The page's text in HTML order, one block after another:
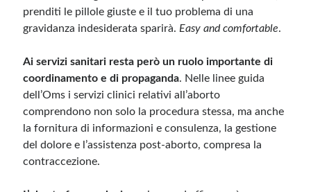
prenditi le pillole giuste e il tuo problema di una
gravidanza indesiderata sparirà. Easy and comfortable.
Ai servizi sanitari resta però un ruolo importante di
coordinamento e di propaganda. Nelle linee guida
dell’Oms i servizi clinici relativi all’aborto
comprendono non solo la procedura stessa, ma anche
la fornitura di informazioni e consulenza, la gestione
del dolore e l’assistenza post-aborto, compresa la
contraccezione.